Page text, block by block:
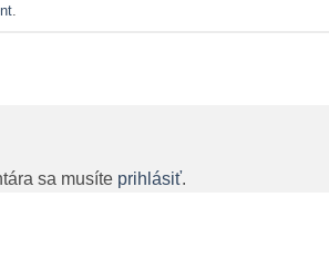
sa musíte prihlásiť.